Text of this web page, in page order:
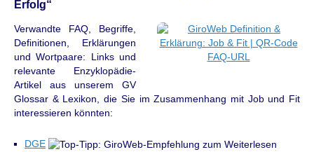
Erfolg“
Verwandte FAQ, Begriffe,
Definitionen, Erklärungen
und Wortpaare: Links und
relevante Enzyklopädie-
Artikel aus unserem GV
Glossar & Lexikon, die Sie im Zusammenhang mit Job und Fit
interessieren könnten:
DGE